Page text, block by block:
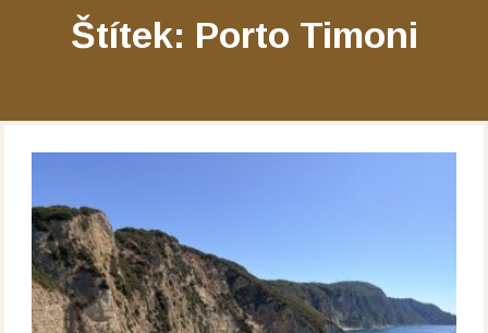
Štítek: Porto Timoni